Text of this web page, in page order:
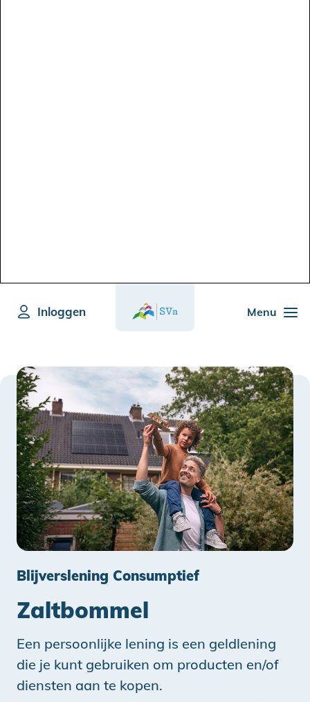
Menu
Inloggen
Blijverslening Consumptief
Zaltbommel
Een persoonlijke lening is een geldlening
die je kunt gebruiken om producten en/of
diensten aan te kopen.